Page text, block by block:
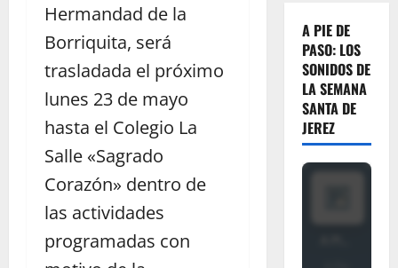
Hermandad de la
Borriquita, será
trasladada el próximo
lunes 23 de mayo
hasta el Colegio La
Salle «Sagrado
Corazón» dentro de
las actividades
programadas con
A PIE DE
PASO: LOS
SONIDOS DE
LA SEMANA
SANTA DE
JEREZ